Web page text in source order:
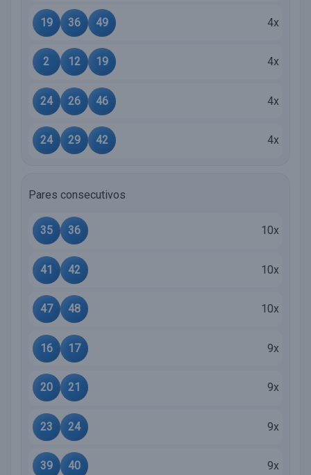
19 36 49 4x
2 12 19 4x
24 26 46 4x
24 29 42 4x
Pares consecutivos
35 36 10x
41 42 10x
47 48 10x
16 17 9x
20 21 9x
23 24 9x
39 40 9x